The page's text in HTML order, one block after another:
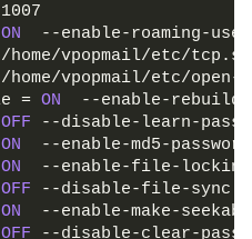
1007
ON
--enable-roaming-
home/vpopmail/etc/
home/vpopmail/etc/open-
= ON
--enable-
OFF --disable-learn-
ON
--enable-md5-
ON
--enable-file-
OFF --disable-file-sync
ON
--enable-make-
OFF --disable-clear-